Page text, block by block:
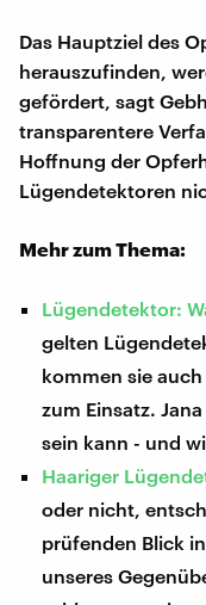
Das Hauptziel des
herauszufinden,
gefördert, sagt
transparentere
Hoffnung der
Lügendetektoren
Mehr zum Thema:
Lügendetektor:
gelten
kommen sie
zum Einsatz.
sein kann - und
Haariger
oder nicht,
prüfenden Blick
unseres